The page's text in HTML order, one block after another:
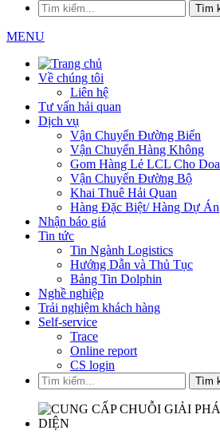
Tìm
MENU
Về chúng tôi
Liên hệ
Tư vấn hải quan
Dịch vụ
Vận Chuyển Đường Biển
Vận Chuyển Hàng Không
Gom Hàng Lẻ LCL Cho
Vận Chuyển Đường Bộ
Khai Thuê Hải Quan
Hàng Đặc Biệt/ Hàng Dự Án
Nhận báo giá
Tin tức
Tin Ngành Logistics
Hướng Dẫn và Thủ Tục
Bảng Tin Dolphin
Nghề nghiệp
Trải nghiệm khách hàng
Self-service
Trace
Online report
CS login
Tìm